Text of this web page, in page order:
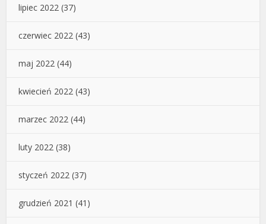
lipiec 2022 (37)
czerwiec 2022 (43)
maj 2022 (44)
kwiecień 2022 (43)
marzec 2022 (44)
luty 2022 (38)
styczeń 2022 (37)
grudzień 2021 (41)